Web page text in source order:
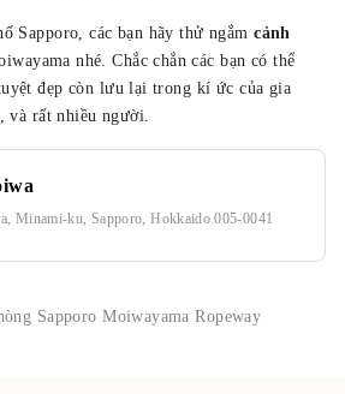
Sapporo, các bạn hãy thử ngắmcảnh
nhé. Chắc chắn các bạn có thể
đẹp còn lưu lại trong kí ức của gia
và rất nhiều người.
Minami-ku, Sapporo, Hokkaido 005-0041
Sapporo Moiwayama Ropeway